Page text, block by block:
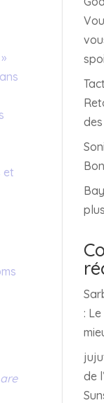
et
:
de